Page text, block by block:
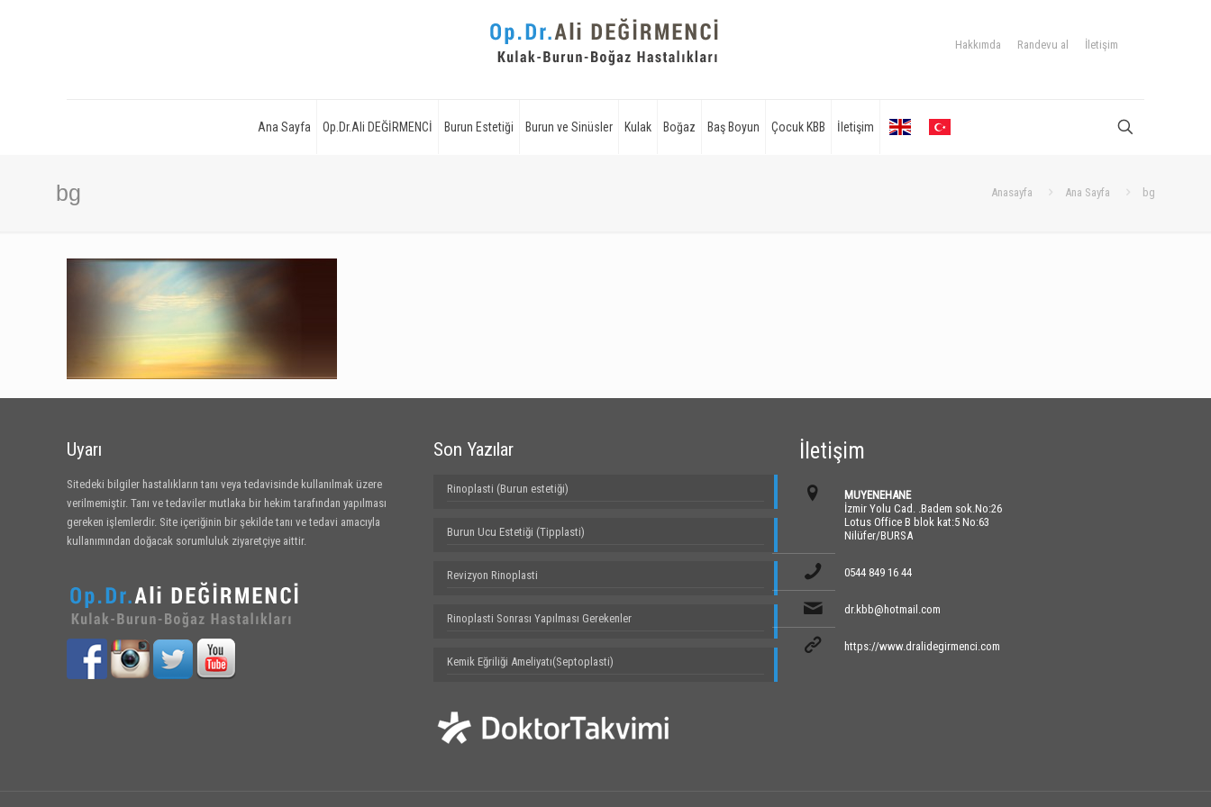
Ana Sayfa Op.Dr.Ali DEĞİRMENCİ Burun Estetiği Burun ve Sinüsler Kulak Boğaz Baş Boyun Çocuk KBB İletişim
Hakkımda Randevu al İletişim
bg Anasayfa Ana Sayfa bg
Uyarı
Sitedeki bilgiler hastalıkların tanı veya tedavisinde kullanılmak üzere
verilmemiştir. Tanı ve tedaviler mutlaka bir hekim tarafından yapılması
gereken işlemlerdir. Site içeriğinin bir şekilde tanı ve tedavi amacıyla
kullanımından doğacak sorumluluk ziyaretçiye aittir.
Son Yazılar
Rinoplasti (Burun estetiği)
Burun Ucu Estetiği (Tipplasti)
Revizyon Rinoplasti
Rinoplasti Sonrası Yapılması Gerekenler
Kemik Eğriliği Ameliyatı(Septoplasti)
İletişim
MUYENEHANE
İzmir Yolu Cad. .Badem sok.No:26
Lotus Office B blok kat:5 No:63
Nilüfer/BURSA
0544 849 16 44
dr.kbb@hotmail.com
https://www.dralidegirmenci.com